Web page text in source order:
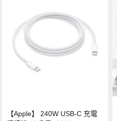
【Apple】 240W USB-C 充電